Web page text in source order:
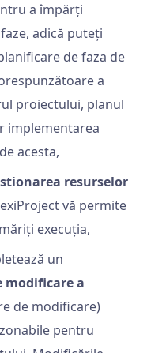
a împărți
adică puteți
de faza de
a
proiectului, planul
implementarea
acesta,
resurselor
vă permite
execuția,
un
modificare a
de modificare)
pentru